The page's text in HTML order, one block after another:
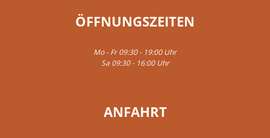
ÖFFNUNGSZEITEN
Mo - Fr 09:30 - 19:00 Uhr
Sa 09:30 - 16:00 Uhr
ANFAHRT